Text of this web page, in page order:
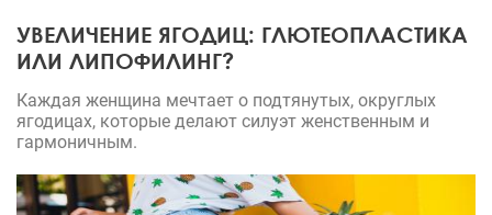
УВЕЛИЧЕНИЕ ЯГОДИЦ: ГЛЮТЕОПЛАСТИКА
ИЛИ ЛИПОФИЛИНГ?
Каждая женщина мечтает о подтянутых, округлых
ягодицах, которые делают силуэт женственным и
гармоничным.